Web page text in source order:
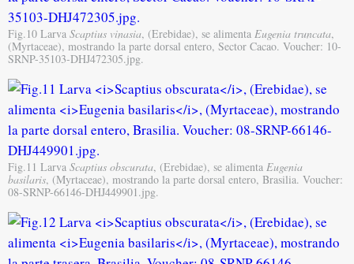
Fig.10 Larva Scaptius vinasia, (Erebidae), se alimenta Eugenia truncata,
(Myrtaceae), mostrando la parte dorsal entero, Sector Cacao. Voucher: 10-
SRNP-35103-DHJ472305.jpg.
Fig.11 Larva Scaptius obscurata, (Erebidae), se alimenta Eugenia
basilaris, (Myrtaceae), mostrando la parte dorsal entero, Brasilia. Voucher:
08-SRNP-66146-DHJ449901.jpg.